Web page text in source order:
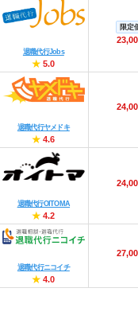
退職代行Jobs
★ 5.0
限定
退職代行ヤメドキ
★ 4.6
退職代行OITOMA
★ 4.2
退職代行ニコイチ
★ 4.0